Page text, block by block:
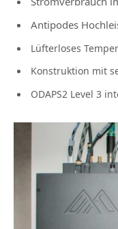
Antipodes
Lüfterloses
Konstruktion mit
ODAPS2 Level 3